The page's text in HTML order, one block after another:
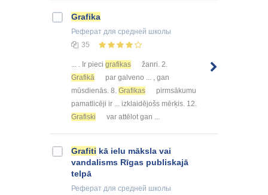
Grafika
Реферат для средней школы
35
... . Ir pieci grafikas
žanri. 2.
Grafikā
par galveno ... , gan
mūsdienās. 8. Grafikas
pirmsākumu
pamatlicēji ir ... izklaidējošs mērķis. 12.
Grafiski
var attēlot gan ...
Grafiti kā ielu māksla vai
vandalisms Rīgas publiskajā
telpā
Реферат для средней школы